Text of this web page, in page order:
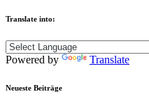
Translate into:
Powered by Translate
Neueste Beiträge